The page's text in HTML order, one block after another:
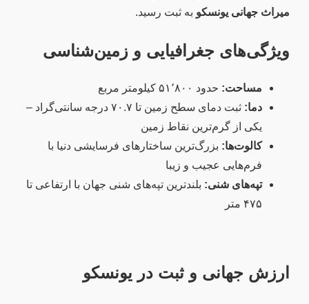
میراث جهانی یونسکو به ثبت رسید.
ویژگی‌های جغرافیایی و زمین‌شناسی
مساحت: حدود ۵۱٬۸۰۰ کیلومتر مربع
دما:
ثبت دمای سطح زمین تا ۷۰.۷ درجه سانتی‌گراد –
یکی از گرم‌ترین نقاط زمین
کالوت‌ها: بزرگ‌ترین ساختارهای فرسایشی دنیا با
فرم‌هایی عجیب و زیبا
تپه‌های شنی: بلندترین تپه‌های شنی جهان با ارتفاعی تا
۴۷۵ متر
ارزش جهانی و ثبت در یونسکو